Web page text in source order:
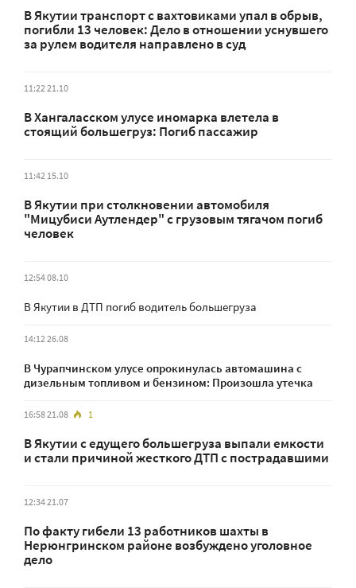
В Якутии транспорт с вахтовиками упал в обрыв,
погибли 13 человек: Дело в отношении уснувшего
за рулем водителя направлено в суд
11:22 21.10
В Хангаласском улусе иномарка влетела в
стоящий большегруз: Погиб пассажир
11:42 15.10
В Якутии при столкновении автомобиля
"Мицубиси Аутлендер" с грузовым тягачом погиб
человек
12:54 08.10
В Якутии в ДТП погиб водитель большегруза
14:12 26.08
В Чурапчинском улусе опрокинулась автомашина с
дизельным топливом и бензином: Произошла утечка
16:58 21.08 1
В Якутии с едущего большегруза выпали емкости
и стали причиной жесткого ДТП с пострадавшими
12:34 21.07
По факту гибели 13 работников шахты в
Нерюнгринском районе возбуждено уголовное
дело